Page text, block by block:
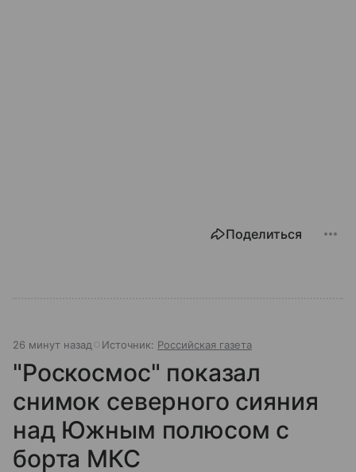
Поделиться
26 минут назад Источник: Российская газета
"Роскосмос" показал
снимок северного сияния
над Южным полюсом с
борта МКС